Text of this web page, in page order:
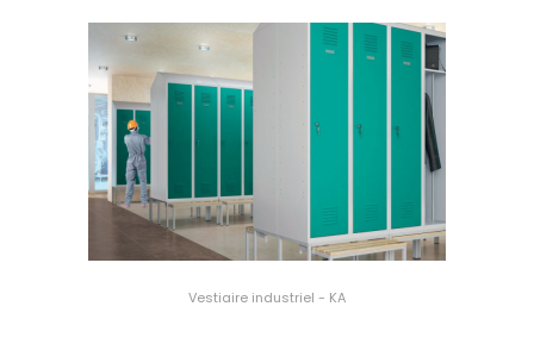
Vestiaire industriel - KA